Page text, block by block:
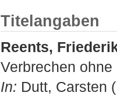
Titelangaben
Reents,
Verbrechen
In: Dutt, Carsten